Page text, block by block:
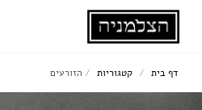
דף בית / קטגוריות / הזורעים